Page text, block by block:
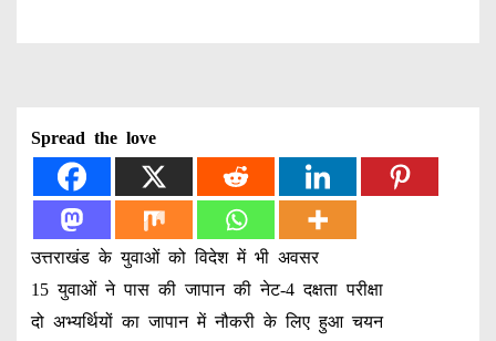
Spread the love
उत्तराखंड के युवाओं को विदेश में भी अवसर
15 युवाओं ने पास की जापान की नेट-4 दक्षता परीक्षा
दो अभ्यर्थियों का जापान में नौकरी के लिए हुआ चयन